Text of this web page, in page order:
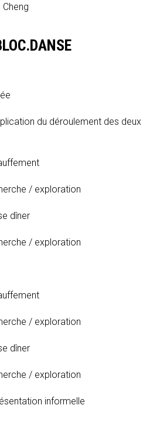
du déroulement des deux
/ exploration
dîner
/ exploration
/ exploration
dîner
/ exploration
informelle